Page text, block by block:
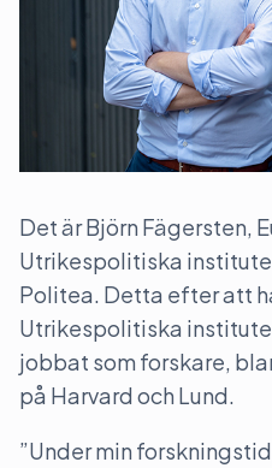
Det är Björn Fägersten,
Utrikespolitiska
Politea. Detta efter att
Utrikespolitiska
jobbat som forskare,
på Harvard och Lund.
”Under min